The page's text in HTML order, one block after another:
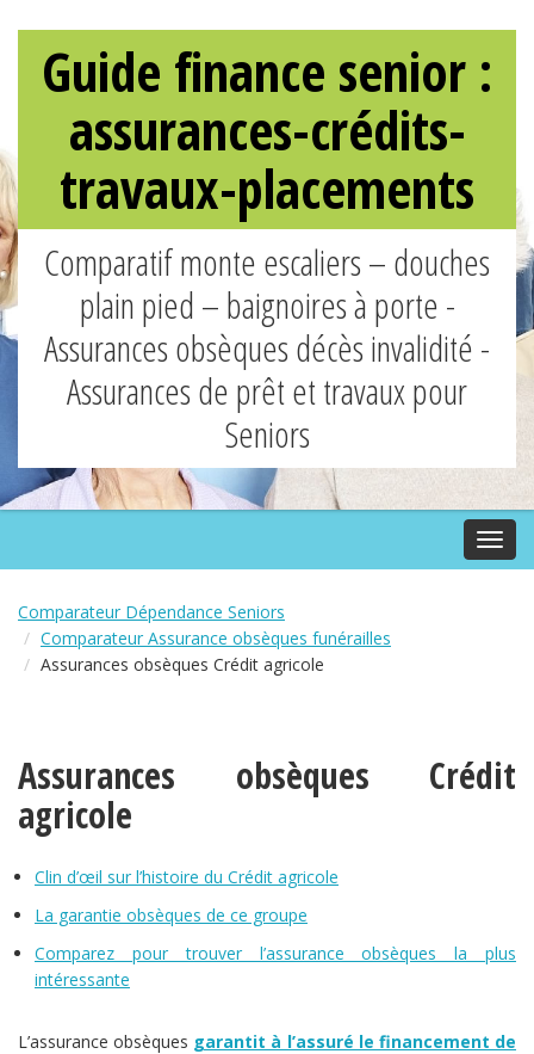
Guide finance senior :
assurances-crédits-
travaux-placements
Comparatif monte escaliers – douches
plain pied – baignoires à porte -
Assurances obsèques décès invalidité -
Assurances de prêt et travaux pour
Seniors
Comparateur Dépendance Seniors
Comparateur Assurance obsèques funérailles
Assurances obsèques Crédit agricole
Assurances obsèques Crédit
agricole
Clin d’œil sur l’histoire du Crédit agricole
La garantie obsèques de ce groupe
Comparez pour trouver l’assurance obsèques la plus
intéressante
L’assurance obsèques garantit à l’assuré le financement de